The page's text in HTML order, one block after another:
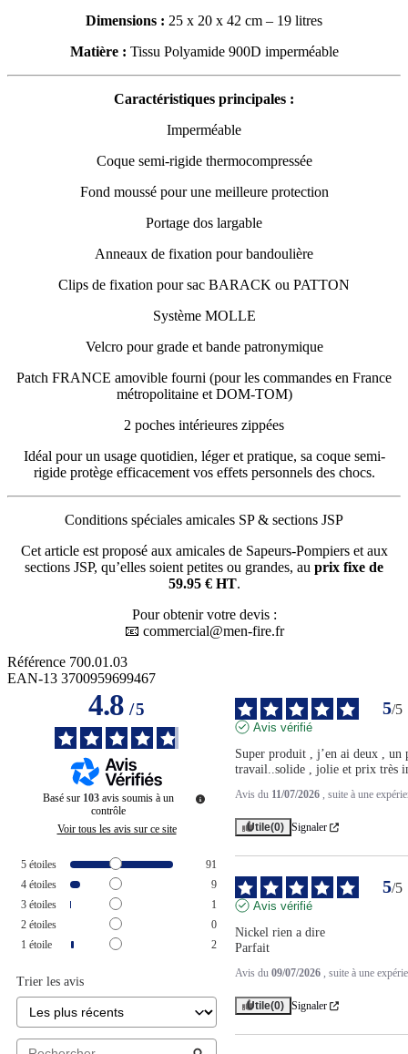
Dimensions : 25 x 20 x 42 cm – 19 litres
Matière : Tissu Polyamide 900D imperméable
Caractéristiques principales :
Imperméable
Coque semi-rigide thermocompressée
Fond moussé pour une meilleure protection
Portage dos largable
Anneaux de fixation pour bandoulière
Clips de fixation pour sac BARACK ou PATTON
Système MOLLE
Velcro pour grade et bande patronymique
Patch FRANCE amovible fourni (pour les commandes en France
métropolitaine et DOM-TOM)
2 poches intérieures zippées
Idéal pour un usage quotidien, léger et pratique, sa coque semi-
rigide protège efficacement vos effets personnels des chocs.
Conditions spéciales amicales SP & sections JSP
Cet article est proposé aux amicales de Sapeurs-Pompiers et aux
sections JSP, qu’elles soient petites ou grandes, au prix fixe de
59.95 € HT.
Pour obtenir votre devis :
📧 commercial@men-fire.fr
Référence 700.01.03
EAN-13 3700959699467
4.8/5
Basé sur 103 avis soumis à un
contrôle
Voir tous les avis sur ce site
5 étoiles
91
4 étoiles
9
3 étoiles
1
2 étoiles
0
1 étoile 2
Trier les avis
5/5
Avis vérifié
Super produit , j’en ai deux , un
travail..solide , jolie et prix très
Avis du 11/07/2026 , suite à une
Utile(0) Signaler
5/5
Avis vérifié
Nickel rien a dire
Parfait
Avis du 09/07/2026 , suite à une
Utile(0) Signaler